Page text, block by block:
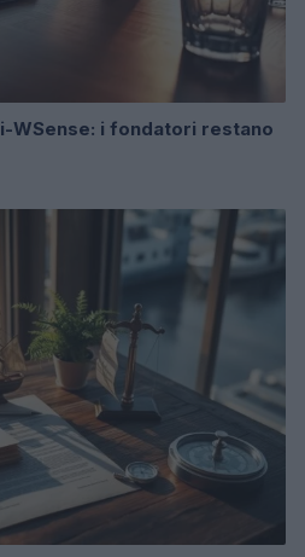
WSense: i fondatori restano